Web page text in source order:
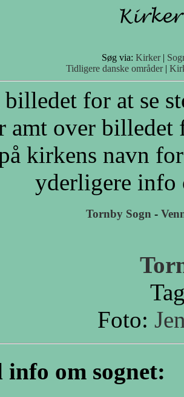
Søg via: Kirker|
Tidligere danske områder|
for at se
amt over billedet
kirkens navn
yderligere info
Tornby Sogn -
Foto:
om sognet: